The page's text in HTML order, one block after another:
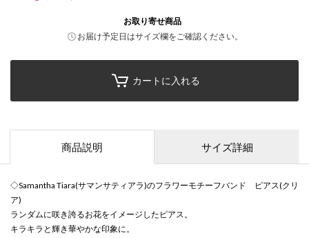
お取り寄せ商品
お届け予定日はサイズ欄をご確認ください。
カートに入れる
商品説明 サイズ詳細
◇Samantha Tiara(サマンサティアラ)のフラワーモチーフバンド ピアス(クリ
ア)
ランダムに咲き誇るお花をイメージしたピアス。
キラキラと輝き華やかな印象に。